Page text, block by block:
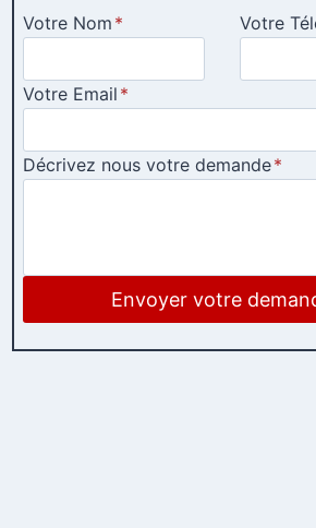
Votre Nom * Votre
Votre Email *
Décrivez nous votre demande*
Envoyer votre